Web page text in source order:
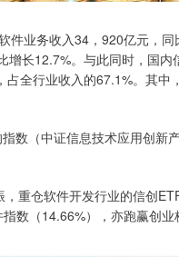
业务收入34，920亿元，同
长12.7%。与此同时，国
全行业收入的67.1%。其
（中证信息技术应用创新
仓软件开发行业的信创
数（14.66%），亦跑赢创